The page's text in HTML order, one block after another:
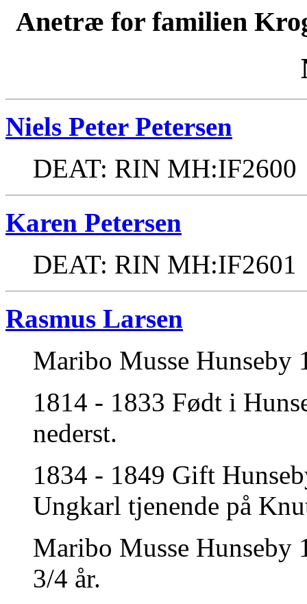
Anetræ for familien
Niels Peter Petersen
DEAT: RIN MH:IF2600
Karen Petersen
DEAT: RIN MH:IF2601
Rasmus Larsen
Maribo Musse Hunseby
1814 - 1833 Født i
nederst.
1834 - 1849 Gift
Ungkarl tjenende på
Maribo Musse Hunseby
3/4 år.